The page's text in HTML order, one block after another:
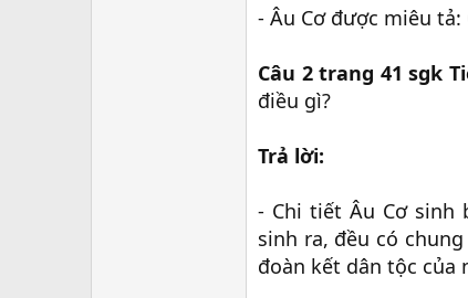
- Âu Cơ được miêu
Câu 2 trang 41 sgk
điều gì?
Trả lời:
- Chi tiết Âu Cơ
sinh ra, đều có
đoàn kết dân tộc của